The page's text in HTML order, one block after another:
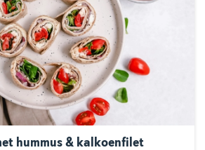
hummus & kalkoenfilet